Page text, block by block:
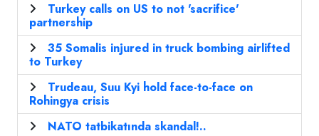
Turkey calls on US to not 'sacrifice'
partnership
35 Somalis injured in truck bombing airlifted
to Turkey
Trudeau, Suu Kyi hold face-to-face on
Rohingya crisis
NATO tatbikatında skandal!..